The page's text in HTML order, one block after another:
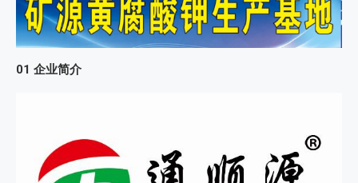
01 企业简介